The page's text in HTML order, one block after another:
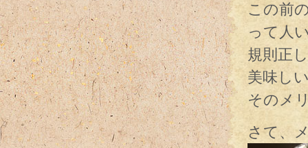
この前
って人
規則正
美味し
そのメ
さて、